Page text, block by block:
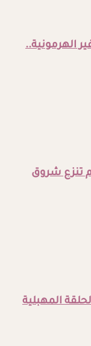
الهرمونية..
تنزع شروق
المهبلية